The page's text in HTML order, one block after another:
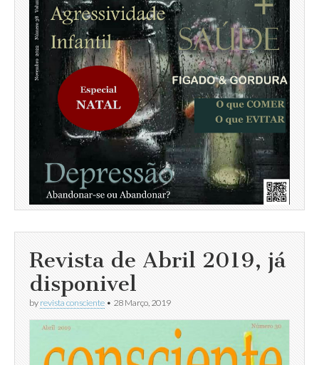
Revista de Abril 2019, já
disponivel
by revista consciente • 28 Março, 2019